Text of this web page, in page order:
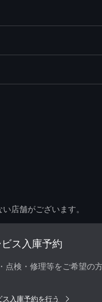
店舗がございます。
ス入庫予約
点検・修理等をご希望の
ス入庫予約を行う